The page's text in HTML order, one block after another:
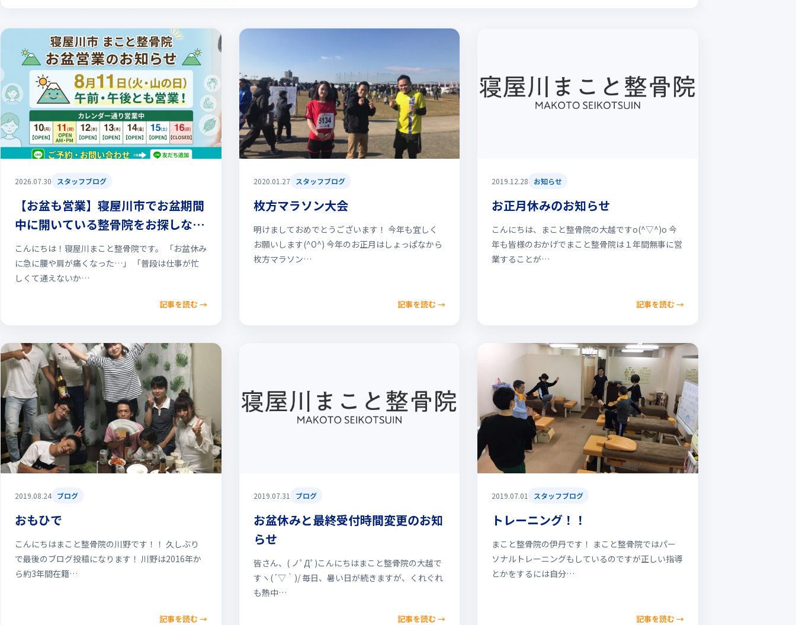
2026.07.30 スタッフブログ
【お盆も営業】寝屋川市でお盆期間
中に開いている整骨院をお探しなら
｜8月11日（山の日）も終日営業！
こんにちは！寝屋川まこと整骨院です。 「お盆休み
に急に腰や肩が痛くなった…」 「普段は仕事が忙
しくて通えないか…
記事を読む →
2020.01.27 スタッフブログ
枚方マラソン大会
明けましておめでとうございます！ 今年も宜しく
お願いします(^O^) 今年のお正月はしょっぱなから
枚方マラソン…
記事を読む→
2019.12.28 お知らせ
お正月休みのお知らせ
こんにちは、まこと整骨院の大越ですo(^▽^)o 今
年も皆様のおかげでまこと整骨院は１年間無事に営
業することが…
記事を読む →
2019.08.24 ブログ
おもひで
こんにちはまこと整骨院の川野です！！ 久しぶり
で最後のブログ投稿になります！ 川野は2016年か
ら約3年間在籍…
記事を読む →
2019.07.31 ブログ
お盆休みと最終受付時間変更のお知
らせ
皆さん、( ノﾟДﾟ)こんにちはまこと整骨院の大越で
すヽ(´▽｀)/ 毎日、暑い日が続きますが、くれぐれ
も熱中…
記事を読む→
2019.07.01 スタッフブログ
トレーニング！！
まこと整骨院の伊丹です！ まこと整骨院ではパー
ソナルトレーニングもしているのですが正しい指導
とかをするには自分…
記事を読む →